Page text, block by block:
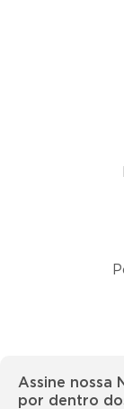
Assine nossa
por dentro